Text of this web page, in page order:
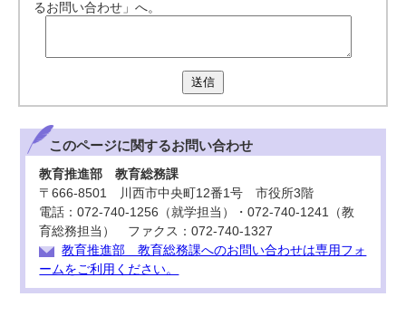
るお問い合わせ」へ。
送信
このページに関するお問い合わせ
教育推進部 教育総務課
〒666-8501 川西市中央町12番1号 市役所3階
電話：072-740-1256（就学担当）・072-740-1241（教
育総務担当） ファクス：072-740-1327
教育推進部 教育総務課へのお問い合わせは専用フォ
ームをご利用ください。